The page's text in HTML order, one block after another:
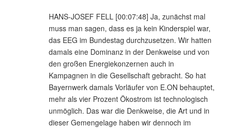
HANS-JOSEF FELL [00:07:48] Ja, zunächst mal
muss man sagen, dass es ja kein Kinderspiel war,
das EEG im Bundestag durchzusetzen. Wir hatten
damals eine Dominanz in der Denkweise und von
den großen Energiekonzernen auch in
Kampagnen in die Gesellschaft gebracht. So hat
Bayernwerk damals Vorläufer von E.ON behauptet,
mehr als vier Prozent Ökostrom ist technologisch
unmöglich. Das war die Denkweise, die Art und in
dieser Gemengelage haben wir dennoch im